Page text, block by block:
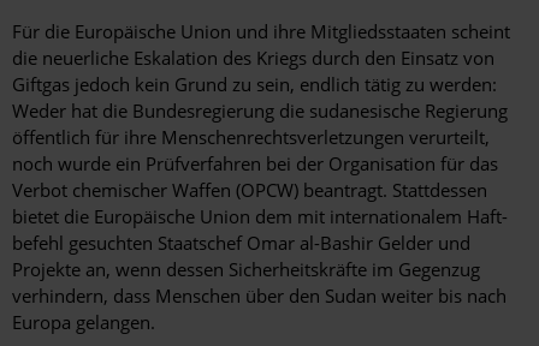
Für die Europäische Union und ihre Mitgliedsstaaten scheint
die neuerliche Eskalation des Kriegs durch den Einsatz von
Giftgas jedoch kein Grund zu sein, endlich tätig zu werden:
Weder hat die Bundesregierung die sudanesische Regierung
öffentlich für ihre Menschenrechtsverletzungen verurteilt,
noch wurde ein Prüfverfahren bei der Organisation für das
Verbot chemischer Waffen (OPCW) beantragt. Stattdessen
bietet die Europäische Union dem mit internationalem Haft­
befehl gesuchten Staatschef Omar al-Bashir Gelder und
Projekte an, wenn dessen Sicherheitskräfte im Gegenzug
verhindern, dass Menschen über den Sudan weiter bis nach
Europa gelangen.